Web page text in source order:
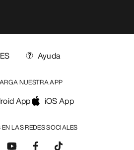
LAS REDES SOCIALES
ES Ayuda
NUESTRA APP
App iOS App